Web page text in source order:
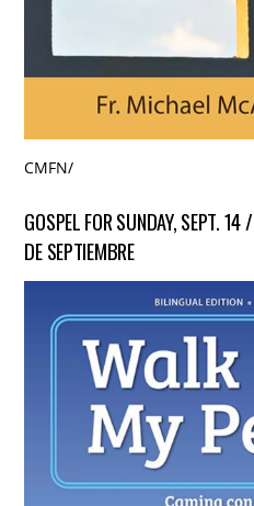
CMFN/
GOSPEL FOR SUNDAY, SEPT.
DE SEPTIEMBRE